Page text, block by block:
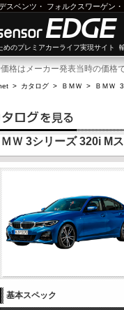
スベンツ ・ フォルクスワーゲン ・
めのプレミアカーライフ実現サイト
格はメーカー発表当時の価格
> カタログ > ＢＭＷ > ＢＭＷ
ＭＷ 3シリーズ 320i M
基本スペック